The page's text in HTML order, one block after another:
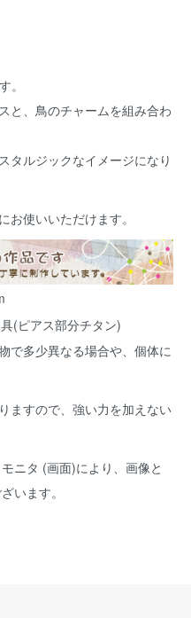
。
と、鳥のチャームを組み合わ
タルジックなイメージになり
お使いいただけます。
(ピアス部分チタン)
で多少異なる場合や、個体に
ますので、強い力を加えない
ニタ (画面)により、画像と
います。